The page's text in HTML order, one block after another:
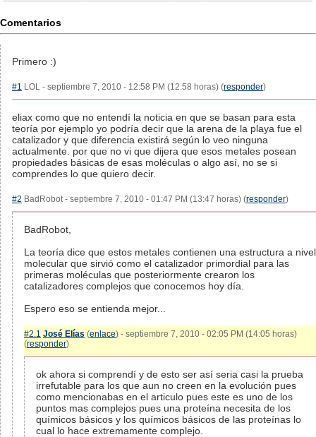
Comentarios
Primero :)
#1 LOL - septiembre 7, 2010 - 12:58 PM (12:58 horas) (responder)
eliax como que no entendí la noticia en que se basan para esta
teoría por ejemplo yo podría decir que la arena de la playa fue el
catalizador y que diferencia existirá según lo veo ninguna
actualmente. por que no vi que dijera que esos metales posean
propiedades básicas de esas moléculas o algo así, no se si
comprendes lo que quiero decir.
#2 BadRobot - septiembre 7, 2010 - 01:47 PM (13:47 horas) (responder)
BadRobot,
La teoría dice que estos metales contienen una estructura a nivel
molecular que sirvió como el catalizador primordial para las
primeras moléculas que posteriormente crearon los
catalizadores complejos que conocemos hoy día.
Espero eso se entienda mejor...
#2.1 José Elías (enlace) - septiembre 7, 2010 - 02:05 PM (14:05 horas)
(responder)
ok ahora si comprendí y de esto ser así seria casi la prueba
irrefutable para los que aun no creen en la evolución pues
como mencionabas en el articulo pues este es uno de los
puntos mas complejos pues una proteína necesita de los
químicos básicos y los químicos básicos de las proteínas lo
cual lo hace extremamente complejo.